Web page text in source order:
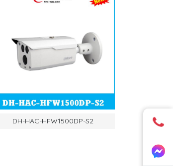
DH-HAC-HFW1500DP-S2